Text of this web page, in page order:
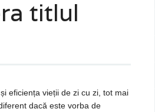
titlul
eficiența vieții de zi cu zi, tot mai
dacă este vorba de